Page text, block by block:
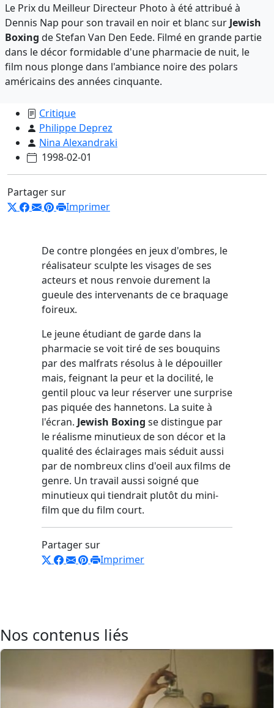
Le Prix du Meilleur Directeur Photo à été attribué à
Dennis Nap pour son travail en noir et blanc sur Jewish
Boxing de Stefan Van Den Eede. Filmé en grande partie
dans le décor formidable d'une pharmacie de nuit, le
film nous plonge dans l'ambiance noire des polars
américains des années cinquante.
Critique
Philippe Deprez
Nina Alexandraki
1998-02-01
Partager sur
Imprimer
De contre plongées en jeux d'ombres, le
réalisateur sculpte les visages de ses
acteurs et nous renvoie durement la
gueule des intervenants de ce braquage
foireux.
Le jeune étudiant de garde dans la
pharmacie se voit tiré de ses bouquins
par des malfrats résolus à le dépouiller
mais, feignant la peur et la docilité, le
gentil plouc va leur réserver une surprise
pas piquée des hannetons. La suite à
l'écran. Jewish Boxing se distingue par
le réalisme minutieux de son décor et la
qualité des éclairages mais séduit aussi
par de nombreux clins d'oeil aux films de
genre. Un travail aussi soigné que
minutieux qui tiendrait plutôt du mini-
film que du film court.
Partager sur
Imprimer
Nos contenus liés